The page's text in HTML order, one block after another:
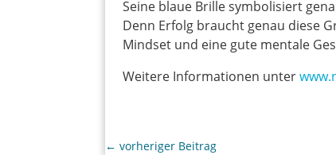
Seine blaue Brille symbolisiert
Denn Erfolg braucht genau diese
Mindset und eine gute mentale
Weitere Informationen unter
← vorheriger Beitrag